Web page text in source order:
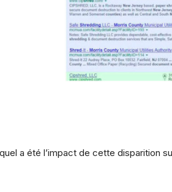
a été l’impact de cette disparition